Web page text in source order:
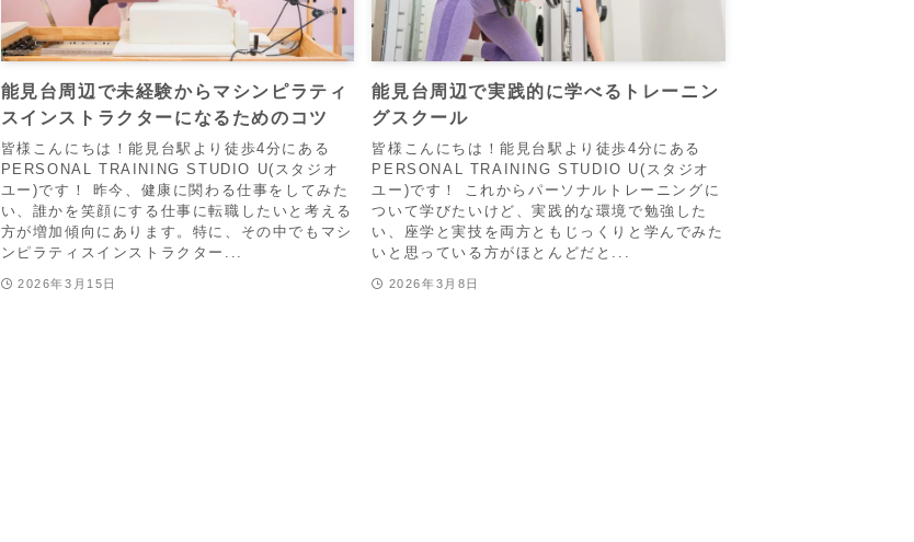
能見台周辺で未経験からマシンピラティ
スインストラクターになるためのコツ
皆様こんにちは！能見台駅より徒歩4分にある
PERSONAL TRAINING STUDIO U(スタジオ
ユー)です！ 昨今、健康に関わる仕事をしてみた
い、誰かを笑顔にする仕事に転職したいと考える
方が増加傾向にあります。特に、その中でもマシ
ンピラティスインストラクター...
2026年3月15日
能見台周辺で実践的に学べるトレーニン
グスクール
皆様こんにちは！能見台駅より徒歩4分にある
PERSONAL TRAINING STUDIO U(スタジオ
ユー)です！ これからパーソナルトレーニングに
ついて学びたいけど、実践的な環境で勉強した
い、座学と実技を両方ともじっくりと学んでみた
いと思っている方がほとんどだと...
2026年3月8日